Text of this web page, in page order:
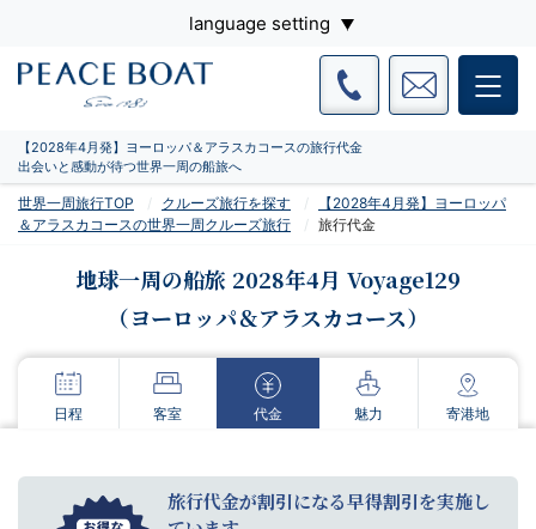
language setting
【2028年4月発】ヨーロッパ＆アラスカコースの旅行代金
出会いと感動が待つ世界一周の船旅へ
世界一周旅行TOP クルーズ旅行を探す
【2028年4月発】ヨーロッパ
＆アラスカコースの世界一周クルーズ旅行
旅行代金
地球一周の船旅 2028年4月 Voyage129
（ヨーロッパ＆アラスカコース）
日程 客室 代金 魅力 寄港地
旅行代金が割引になる早得割引を実施し